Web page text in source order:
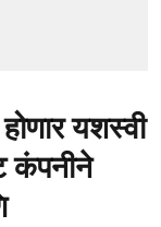
यशस्वी
कंपनीने